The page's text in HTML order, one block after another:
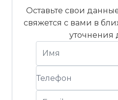
Оставьте свои
свяжется с вами в
уточнения